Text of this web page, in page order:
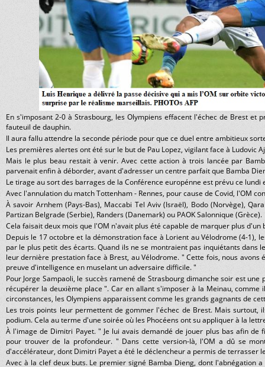
En s'imposant 2-0 à Strasbourg, les Olympiens effacent l'échec de Brest et
fauteuil de dauphin.
Il aura fallu attendre la seconde période pour que ce duel entre ambitieux
Les premières alertes ont été sur le but de Pau Lopez, vigilant face à Ludovic
Mais le plus beau restait à venir. Avec cette action à trois lancée par
parvenait enfin à déborder, avant d'adresser un centre parfait que Bamba
Le tirage au sort des barrages de la Conférence europénne est prévu ce lundi
Avec l'annulation du match Tottenham - Rennes, pour cause de Covid, l'OM
À savoir Arnhem (Pays-Bas), Maccabi Tel Aviv (Israël), Bodo (Norvège),
Partizan Belgrade (Serbie), Randers (Danemark) ou PAOK Salonnique (Grèce).
Cela faisait deux mois que l'OM n'avait plus été capable de marquer plus d'un
Depuis le 17 octobre et la démonstration face à Lorient au Vélodrome (4-1),
par le plus petit des écarts. Quand ils ne se montraient pas inquiétants dans
leur dernière prestation face à Brest, au Vélodrome. " Cette fois, nous
preuve d'intelligence en muselant un adversaire difficile. "
Pour Jorge Sampaoli, le succès ramené de Strasbourg dimanche soir est
récupérer la deuxième place ". Car en allant s'imposer à la Meinau,
circonstances, les Olympiens apparaissent comme les grands gagnants de
Les trois points leur permettent de gommer l'échec de Brest. Mais
podium. Cela au terme d'une soirée où les Phocéens ont su appliquer à la
À l'image de Dimitri Payet. " Je lui avais demandé de jouer plus bas afin
pour trouver de la profondeur. " Dans cette version-là, l'OM a dû se
d'accélérateur, dont Dimitri Payet a été le déclencheur a permis de terrasser
Avec à la clef deux buts. Le premier signé Bamba Dieng, dont l'abnégation